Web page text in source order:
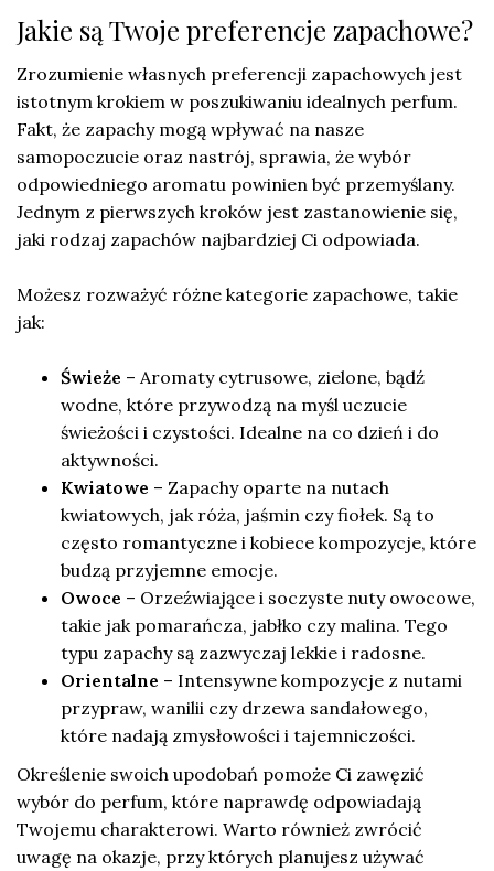
Jakie są Twoje preferencje zapachowe?
Zrozumienie własnych preferencji zapachowych jest
istotnym krokiem w poszukiwaniu idealnych perfum.
Fakt, że zapachy mogą wpływać na nasze
samopoczucie oraz nastrój, sprawia, że wybór
odpowiedniego aromatu powinien być przemyślany.
Jednym z pierwszych kroków jest zastanowienie się,
jaki rodzaj zapachów najbardziej Ci odpowiada.
Możesz rozważyć różne kategorie zapachowe, takie
jak:
Świeże – Aromaty cytrusowe, zielone, bądź
wodne, które przywodzą na myśl uczucie
świeżości i czystości. Idealne na co dzień i do
aktywności.
Kwiatowe – Zapachy oparte na nutach
kwiatowych, jak róża, jaśmin czy fiołek. Są to
często romantyczne i kobiece kompozycje, które
budzą przyjemne emocje.
Owoce – Orzeźwiające i soczyste nuty owocowe,
takie jak pomarańcza, jabłko czy malina. Tego
typu zapachy są zazwyczaj lekkie i radosne.
Orientalne – Intensywne kompozycje z nutami
przypraw, wanilii czy drzewa sandałowego,
które nadają zmysłowości i tajemniczości.
Określenie swoich upodobań pomoże Ci zawęzić
wybór do perfum, które naprawdę odpowiadają
Twojemu charakterowi. Warto również zwrócić
uwagę na okazje, przy których planujesz używać